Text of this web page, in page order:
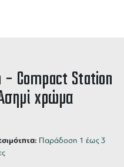
Compact Station
χρώμα
Παράδοση 1 έως 3